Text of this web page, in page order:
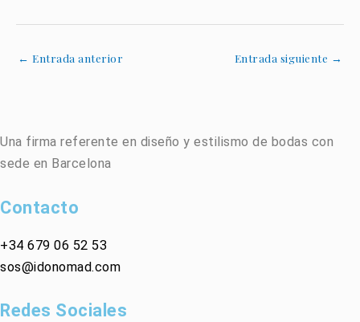
← Entrada anterior Entrada siguiente →
Una firma referente en diseño y estilismo de bodas con
sede en Barcelona
Contacto
+34 679 06 52 53
sos@idonomad.com
Redes Sociales